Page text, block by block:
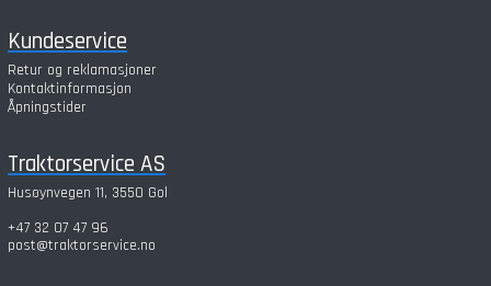
Kundeservice
Retur og reklamasjoner
Kontaktinformasjon
Åpningstider
Traktorservice AS
Husøynvegen 11, 3550 Gol
+47 32 07 47 96
post@traktorservice.no